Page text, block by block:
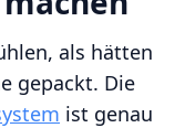
als hätten
gepackt. Die
ist genau